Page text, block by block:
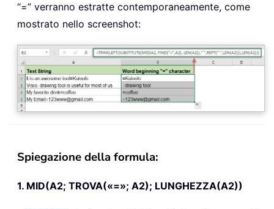
“=” verranno estratte contemporaneamente, come
mostrato nello screenshot:
Spiegazione della formula:
1. MID(A2; TROVA(«=»; A2); LUNGHEZZA(A2))